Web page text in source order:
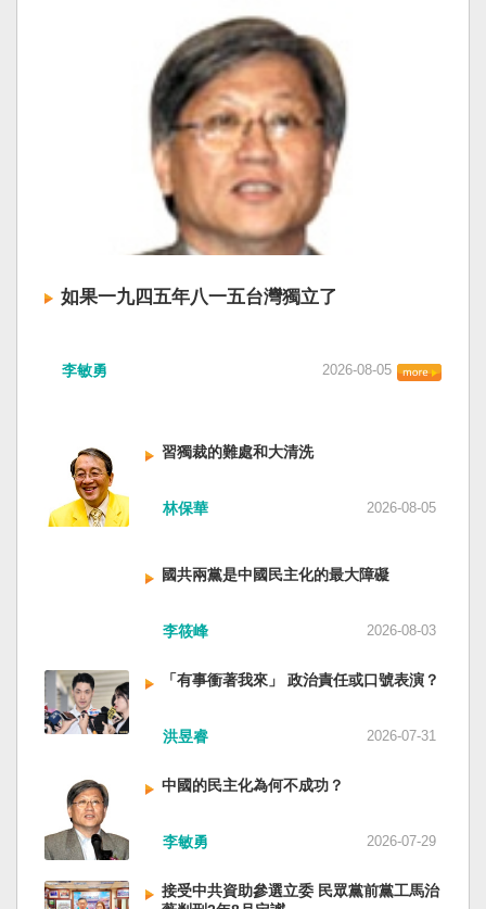
的國家識別審核機制，對外發布或公開使用前都
應完成查核。 洪建議，公務採購與委外活動也應
把國家識別納入驗收項目，要求承辦單位與廠商
負起審核責任，不能把內容製作交出去，政府的
責任也跟著外包。中央也應針對近期事件提出共
同審核原則，讓中央與地方機關有所依循。
紅色恐怖正在世界各地蔓延，今年論壇主題聚焦
討論全球的民主韌性、灰帶侵擾的因應聯防，以
及非紅供應鏈的重塑，更加反映出台灣在國際社
會中的角色定位，以及期許台灣能承擔的國際責
任。 賴清德表示，當今台灣的民主成就受到國際
的肯定，面對中國「民促法」的威脅，台灣不會
接受統戰滲透和紅色恐怖、不會坐視中國將壓迫
黑手伸進台灣，或任何自由國家與地區。 賴清德
強調，台灣會以行動積極響應，落實「集體防
禦、責任分擔」，並將持續提升國防力量、強化
量，確保印太區域的和平穩定；台灣也將善用
韌性，讓彼此的國家更安全更繁榮。 最後，賴清
由基石永固。
視網） 陸委會：中共無理粗魯聲明 極其可笑 中國
廣東海事局公告，受到颱風白海豚影響，「將對
經過台灣海峽南口北上船舶實施交通管制」。海
巡署昨晚嚴正駁斥，強調中國無任何權利在台灣
海峽實施交通管制。陸委會也表示，中共假借颱
風名義聲稱管制相關海域，違反聯合國海洋法公
約等國際規範，「中共有關部門的無理粗魯聲明
是對國際秩序與規範的無知、漠視與踐踏，極其
可笑」。 中國海事局官網六日公告，颱風白海豚
將影響台灣海峽及周邊海域，廣東海事局決定六
日晚間六時起，對經過台灣海峽南口北上船舶實
施交通管制，各船舶必須遵守交通管制要求，聽
從現場海事管理機構指揮。 海巡署昨表示，台灣
自由」原則，中國無任何權利對該水域實施「管
之實的認知作戰，企圖藉海事管制將台海內水
化，予以最嚴厲譴責，並要求中方恪守國際規
範，避免破壞區域的和平穩定。 海巡署同時強
調，將持續運用聯合情監偵手段，全天候掌握我
動，亦未接獲航商反映遭到廣播干擾，提醒航經
採取一切必要手段，確保船舶航行自由與安全。
如果一九四五年八一五台灣獨立了
的歷史就不會有中國國民黨，也不會捲入迄今仍
兩岸已有正常外交，中國也可致力提升國民福
祉。 如果一九四五年八一五台灣獨立了，就像二
戰後許多殖民地選擇獨立，成為杭廷頓第二波民
主化的歷史。獨立的台灣會像脫離日本殖民的韓
同於有國家歷史的朝鮮，台灣是新興國家，開展
史。或許會有左右路線政黨，形塑台灣的國家之
九年中華人民共和國革命推翻中華民國，中國國
民黨蔣介石政權只能選擇海南島，國共競鬥的歷
史就會是另一種局面，與台灣無關。台灣沒有中
至於陳兵海峽兩岸，戰爭的陰影籠罩。 如果一九
四五年八一五台灣獨立了，台灣會成為東亞漢字
文化圈一個不屬於中國的新興國家。台灣或許像
新加坡一樣，通行漢字中文華語，也留下日本
語，一如新加坡留下英文，本土原有的福佬話、
客家話、原住民各族語也不會被壓迫。 如果一九
李敏勇 2026-08-05
習獨裁的難處和大清洗
林保華 2026-08-05
國共兩黨是中國民主化的最大障礙
李筱峰 2026-08-03
「有事衝著我來」 政治責任或口號表演？
洪昱睿 2026-07-31
中國的民主化為何不成功？
李敏勇 2026-07-29
接受中共資助參選立委 民眾黨前黨工馬治